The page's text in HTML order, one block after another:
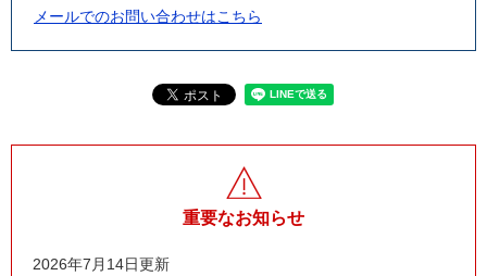
メールでのお問い合わせはこちら
重要なお知らせ
2026年7月14日更新